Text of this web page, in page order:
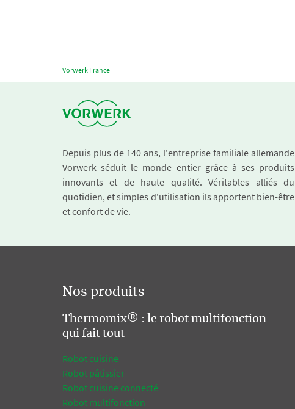
Vorwerk France
Depuis plus de 140 ans, l'entreprise familiale allemande
Vorwerk séduit le monde entier grâce à ses produits
innovants et de haute qualité. Véritables alliés du
quotidien, et simples d'utilisation ils apportent bien-être
et confort de vie.
Nos produits
Thermomix® : le robot multifonction
qui fait tout
Robot cuisine
Robot pâtissier
Robot cuisine connecté
Robot multifonction